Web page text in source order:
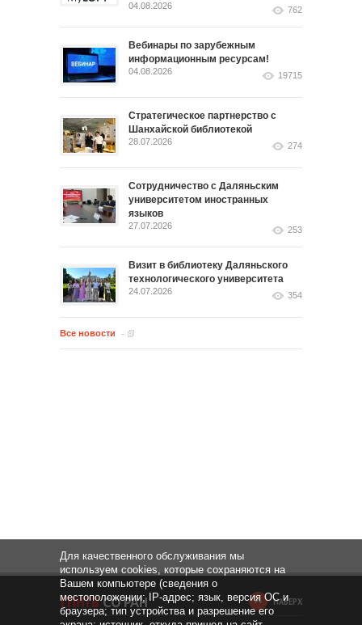
04.08.2026 762
Вебинары по зарубежным
информационным ресурсам!
04.08.2026 19715
Стратегическое партнерство с
Шанхайской библиотекой
28.07.2026 274
Сотрудничество с Даляньским
университетом иностранных
языков
27.07.2026 253
Визит в библиотеку Даляньского
технологического университета
24.07.2026 354
Все новости
НАВЕРХ
Для качественного обслуживания мы
используем cookies, которые сохраняются на
Вашем компьютере (сведения о
местоположении; IP-адрес; язык, версия ОС и
браузера; тип устройства и разрешение его